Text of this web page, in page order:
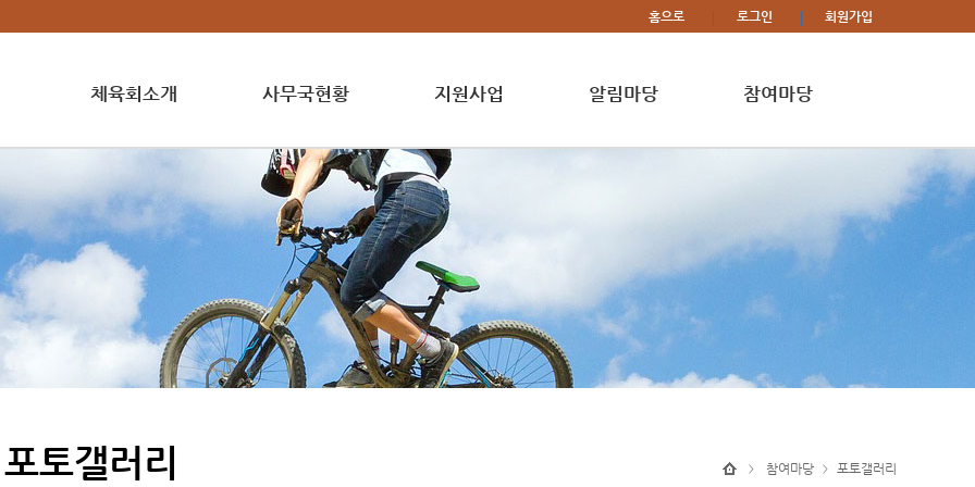
홈으로 로그인 회원가입
체육회소개 사무국현황 지원사업 알림마당 참여마당
포토갤러리 > 참여마당 > 포토갤러리